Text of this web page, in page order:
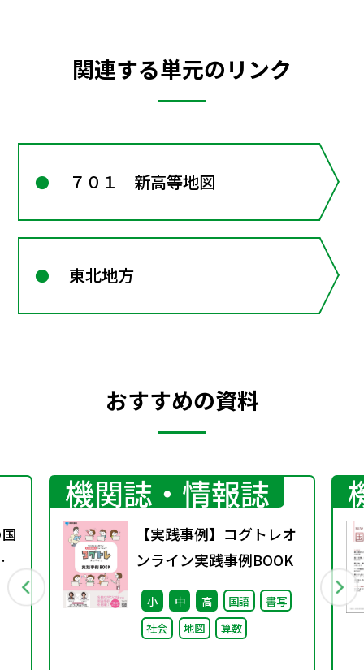
関連する単元のリンク
７０１ 新高等地図
東北地方
おすすめの資料
機関誌・情報誌
【実践事例】コグトレオ
ンライン実践事例BOOK
小 中 高 国語
書写
社会
地図 算数